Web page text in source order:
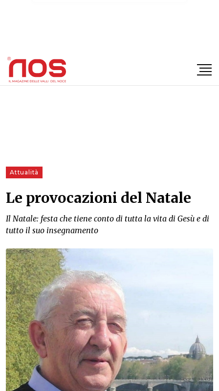
Attualità
Le provocazioni del Natale
Il Natale: festa che tiene conto di tutta la vita di Gesù e di
tutto il suo insegnamento